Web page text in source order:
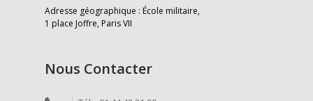
Adresse géographique : École militaire,
1 place Joffre, Paris VII
Nous Contacter